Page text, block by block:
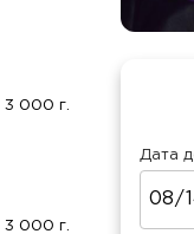
3 000 г.
3 000 г.
Дата